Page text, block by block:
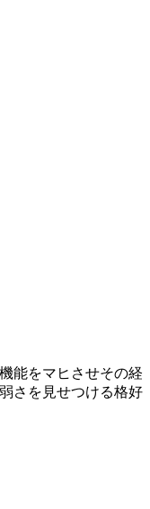
能をマヒさせその経
さを見せつける格好